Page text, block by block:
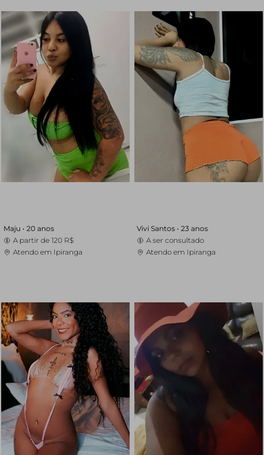
Maju • 20 anos
A partir de 120 R$
Atendo em Ipiranga
Vivi Santos • 23 anos
A ser consultado
Atendo em Ipiranga